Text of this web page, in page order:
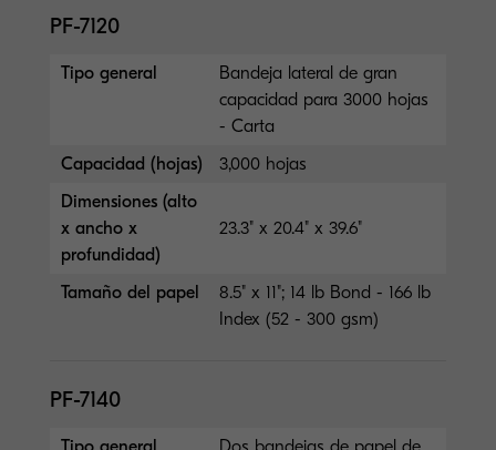
PF-7120
Tipo general
Bandeja lateral de gran
capacidad para 3000 hojas
- Carta
Capacidad (hojas)
3,000 hojas
Dimensiones (alto
x ancho x
profundidad)
23.3" x 20.4" x 39.6"
Tamaño del papel
8.5" x 11"; 14 lb Bond - 166 lb
Index (52 - 300 gsm)
PF-7140